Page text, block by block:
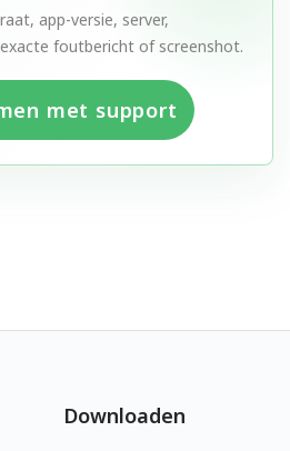
app-versie, server,
foutbericht of screenshot.
met support
Downloaden